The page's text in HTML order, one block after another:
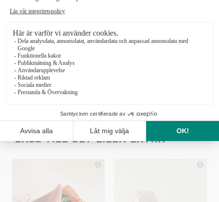
Antal
LÄGG TILL DET LILLA EXTRA